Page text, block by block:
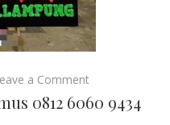
a Commenton
Papan
Bunga
0812 6060 9434